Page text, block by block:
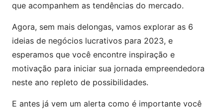
que acompanhem as tendências do mercado.
Agora, sem mais delongas, vamos explorar as 6
ideias de negócios lucrativos para 2023, e
esperamos que você encontre inspiração e
motivação para iniciar sua jornada empreendedora
neste ano repleto de possibilidades.
E antes já vem um alerta como é importante você